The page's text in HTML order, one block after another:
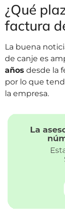
¿Qué
factura
La buena
de canje es
años desde la
por lo que
la empresa.